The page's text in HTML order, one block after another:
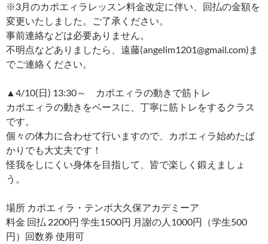
※3月のカポエィラレッスン料金改定に伴い、回払の金額を
変更いたしました。ご了承ください。
事前連絡などは必要ありません。
不明点などありましたら、遠藤(angelim1201@gmail.com)ま
でご連絡ください。
▲4/10(日) 13:30～ カポエィラの動きで筋トレ
カポエィラの動きをベースに、丁寧に筋トレをするクラス
です。
個々の体力に合わせて行いますので、カポエィラ始めたば
かりでも大丈夫です！
怪我をしにくい身体を目指して、皆で楽しく鍛えましょ
う。
場所 カポエィラ・テンポ大久保アカデミーア
料金 回払 2200円 学生1500円 月謝の人1000円（学生500
円）回数券 使用可